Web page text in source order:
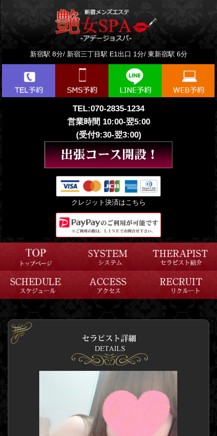
新宿駅 8分/ 新宿三丁目駅 E1出口 1分/ 東新宿駅 6分
TEL:070-2835-1234
営業時間 10:00-翌5:00
(受付9:30-翌3:00)
クレジット決済はこちら